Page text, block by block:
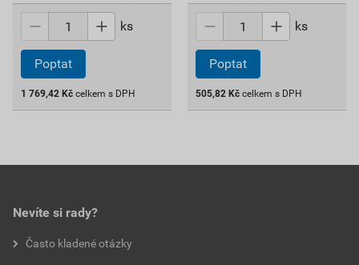
ks
Poptat
1 769,42 Kč celkem s DPH
ks
Poptat
505,82 Kč celkem s DPH
Nevíte si rady?
Často kladené otázky